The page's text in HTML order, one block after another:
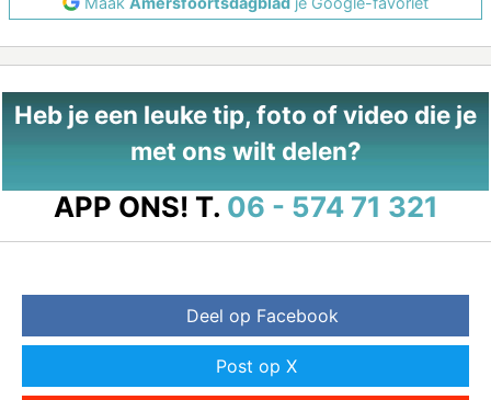
Heb je een leuke tip, foto of video die je
met ons wilt delen?
APP ONS! T. 06 - 574 71 321
Deel op Facebook
Post op X